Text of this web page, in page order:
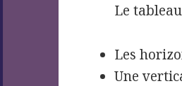
Le
Les
Une